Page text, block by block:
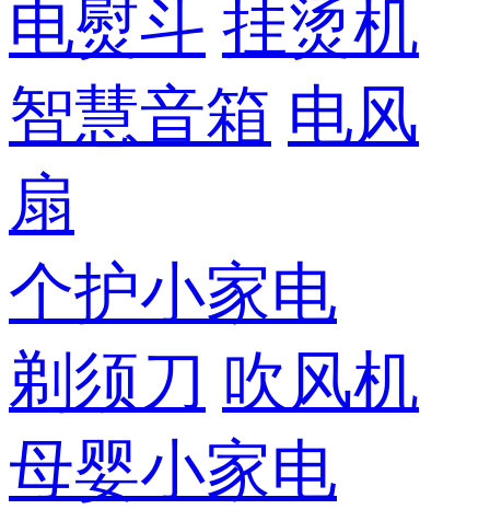
电熨斗 挂烫机
智慧音箱 电风
扇
个护小家电
剃须刀 吹风机
母婴小家电